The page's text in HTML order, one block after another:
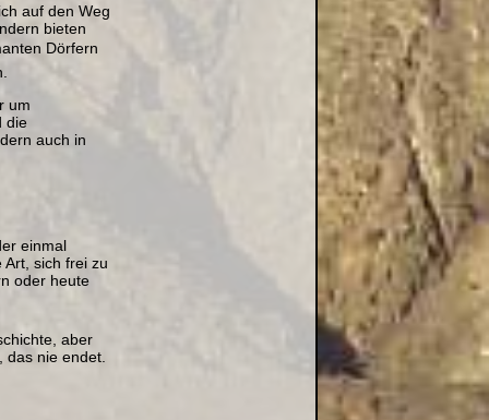
auf den Weg
bieten
Dörfern 
um
die
auch in
einmal
sich frei zu
oder heute
aber
nie endet.